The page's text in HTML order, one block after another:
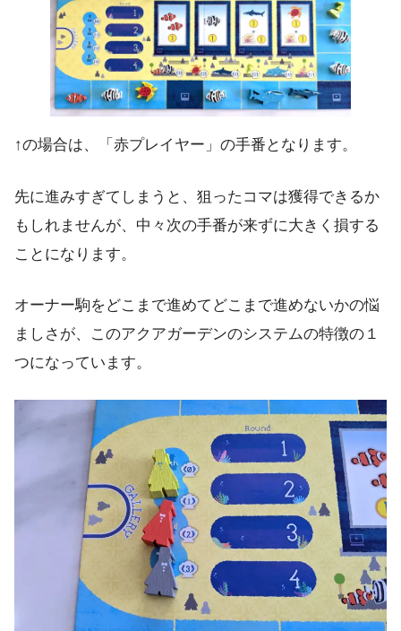
↑の場合は、「赤プレイヤー」の手番となります。
先に進みすぎてしまうと、狙ったコマは獲得できるか
もしれませんが、中々次の手番が来ずに大きく損する
ことになります。
オーナー駒をどこまで進めてどこまで進めないかの悩
ましさが、このアクアガーデンのシステムの特徴の１
つになっています。